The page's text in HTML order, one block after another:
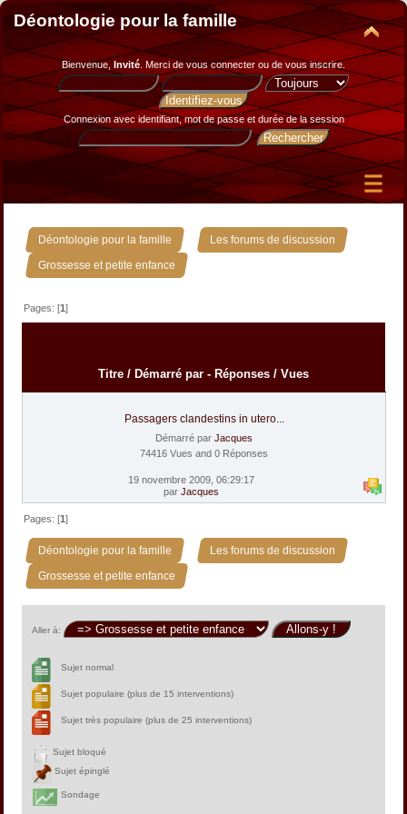
Déontologie pour la famille
Bienvenue, Invité. Merci devous connecter ou de vous inscrire.
Connexion avec identifiant, mot de passe et durée de la session
Déontologie pour la famille » Les forums de discussion »
Grossesse et petite enfance
Pages: [1]
Titre / Démarré par - Réponses / Vues
Passagers clandestins in utero...
Démarré par Jacques
74416 Vues and 0 Réponses
19 novembre 2009, 06:29:17
par Jacques
Pages: [1]
Déontologie pour la famille » Les forums de discussion »
Grossesse et petite enfance
Aller à:
Sujet normal
Sujet populaire (plus de 15 interventions)
Sujet très populaire (plus de 25 interventions)
Sujet bloqué
Sujet épinglé
Sondage